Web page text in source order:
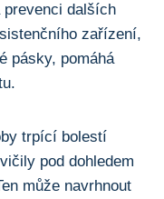
prevenci ‌dalších
zařízení,‌
pásky, pomáhá
trpící bolestí
pod dohledem
může navrhnout